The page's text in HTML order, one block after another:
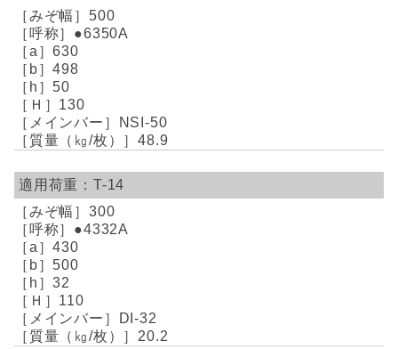
500
●6350A
630
498
50
130
NSI-50
48.9
T-14
300
●4332A
430
500
32
110
DI-32
20.2